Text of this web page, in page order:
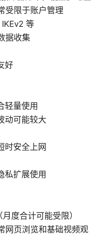
受限于账户管理
等
据收集
好
轻量使用
动可能较大
时安全上网
私扩展使用
度合计可能受限）
网页浏览和基础视频观